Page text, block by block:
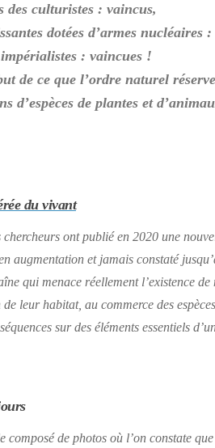
des culturistes : vaincus,
dotées d’armes nucléaires
: vaincues !
de ce que l’ordre naturel
d’espèces de plantes et
du vivant
chercheurs ont publié en 2020 une
augmentation et jamais constaté
qui menace réellement l’existence
leur habitat, au commerce des
sur des éléments essentiels
de photos où l’on constate